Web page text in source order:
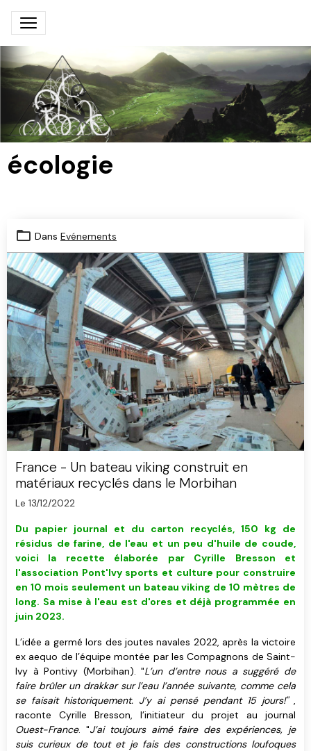
écologie
Dans Evénements
France - Un bateau viking construit en
matériaux recyclés dans le Morbihan
Le 13/12/2022
Du papier journal et du carton recyclés, 150 kg de
résidus de farine, de l'eau et un peu d'huile de coude,
voici la recette élaborée par Cyrille Bresson et
l'association Pont'Ivy sports et culture pour construire
en 10 mois seulement un bateau viking de 10 mètres de
long. Sa mise à l'eau est d'ores et déjà programmée en
juin 2023.
L’idée a germé lors des joutes navales 2022, après la victoire
ex aequo de l’équipe montée par les Compagnons de Saint-
Ivy à Pontivy (Morbihan). "L’un d’entre nous a suggéré de
faire brûler un drakkar sur l’eau l’année suivante, comme cela
se faisait historiquement. J’y ai pensé pendant 15 jours!",
raconte Cyrille Bresson, l’initiateur du projet au journal
Ouest-France. "J’ai toujours aimé faire des expériences, je
suis curieux de tout et je fais des constructions loufoques